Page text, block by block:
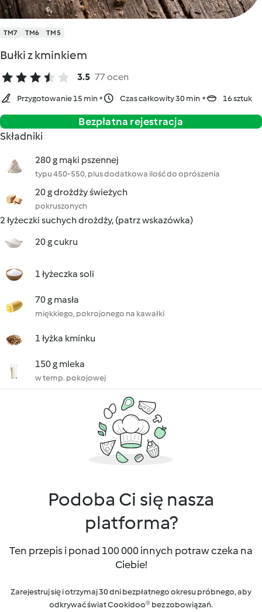
TM7 TM6 TM5
Bułki z kminkiem
3.5 77 ocen
Przygotowanie 15 min Czas całkowity 30 min 16 sztuk
Bezpłatna rejestracja
Składniki
280 g mąki pszennej
typu 450-550, plus dodatkowa ilość do oprószenia
20 g drożdży świeżych
pokruszonych
2 łyżeczki suchych drożdży, (patrz wskazówka)
20 g cukru
1 łyżeczka soli
70 g masła
miękkiego, pokrojonego na kawałki
1 łyżka kminku
150 g mleka
w temp. pokojowej
Podoba Ci się nasza
platforma?
Ten przepis i ponad 100 000 innych potraw czeka na
Ciebie!
Zarejestruj się i otrzymaj 30 dni bezpłatnego okresu próbnego, aby
odkrywać świat Cookidoo® bez zobowiązań.